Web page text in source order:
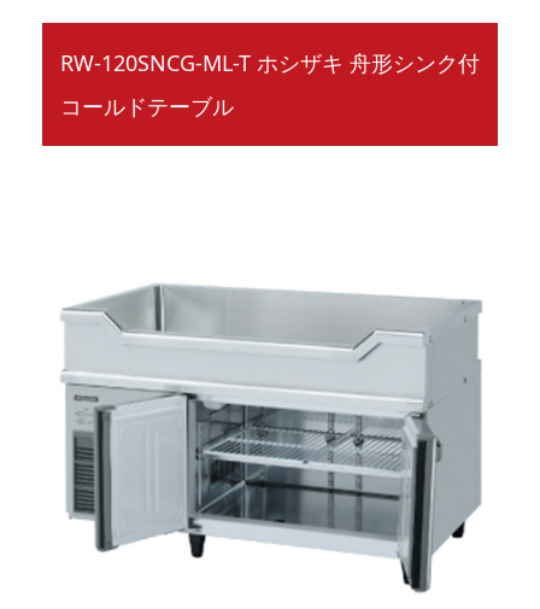
RW-120SNCG-ML-T ホシザキ 舟形シンク付
コールドテーブル